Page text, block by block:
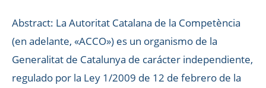
Abstract: La Autoritat Catalana de la Competència
(en adelante, «ACCO») es un organismo de la
Generalitat de Catalunya de carácter independiente,
regulado por la Ley 1/2009 de 12 de febrero de la